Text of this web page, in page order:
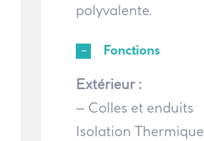
polyvalente.
Fonctions
Extérieur :
– Colles et enduits
Isolation Thermique